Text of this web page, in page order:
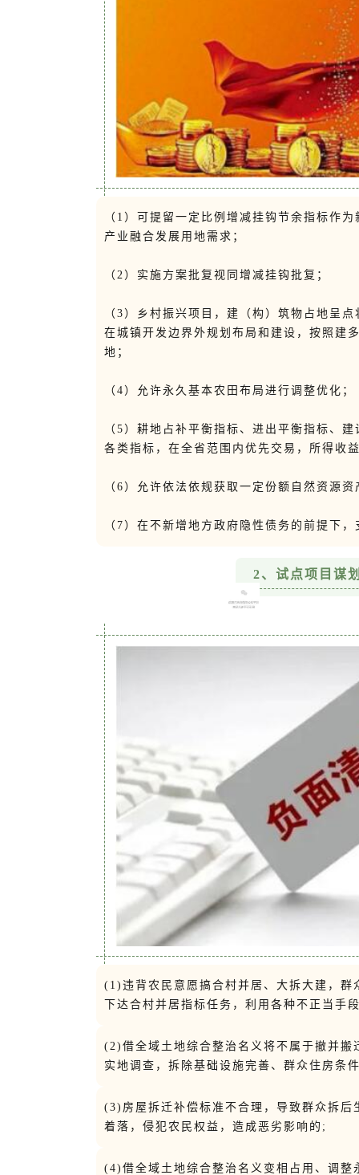
（1）可提留一定比例增减挂钩节余指标作
产业融合发展用地需求；
（2）实施方案批复视同增减挂钩批复；
（3）乡村振兴项目，建（构）筑物占地呈
在城镇开发边界外规划布局和建设，按照建
地；
（4）允许永久基本农田布局进行调整优化；
（5）耕地占补平衡指标、进出平衡指标、
各类指标，在全省范围内优先交易，所得收
（6）允许依法依规获取一定份额自然资源
（7）在不新增地方政府隐性债务的前提下
2、试点项目谋
(1)违背农民意愿搞合村并居、大拆大建，
下达合村并居指标任务，利用各种不正当手
(2)借全域土地综合整治名义将不属于撤并
实地调查，拆除基础设施完善、群众住房条
(3)房屋拆迁补偿标准不合理，导致群众拆
着落，侵犯农民权益，造成恶劣影响的;
(4)借全域土地综合整治名义变相占用、调